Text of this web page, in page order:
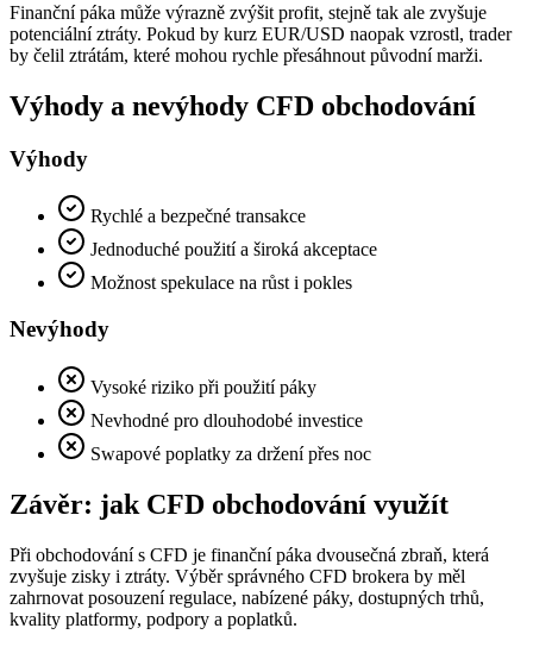
Finanční páka může výrazně zvýšit profit, stejně tak ale zvyšuje
potenciální ztráty. Pokud by kurz EUR/USD naopak vzrostl, trader
by čelil ztrátám, které mohou rychle přesáhnout původní marži.
Výhody a nevýhody CFD obchodování
Výhody
Rychlé a bezpečné transakce
Jednoduché použití a široká akceptace
Možnost spekulace na růst i pokles
Nevýhody
Vysoké riziko při použití páky
Nevhodné pro dlouhodobé investice
Swapové poplatky za držení přes noc
Závěr: jak CFD obchodování využít
Při obchodování s CFD je finanční páka dvousečná zbraň, která
zvyšuje zisky i ztráty. Výběr správného CFD brokera by měl
zahrnovat posouzení regulace, nabízené páky, dostupných trhů,
kvality platformy, podpory a poplatků.